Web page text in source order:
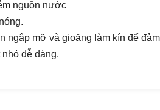
nguồn nước
mỡ và gioăng làm kín để
dễ dàng.